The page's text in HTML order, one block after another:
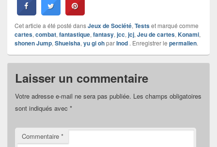
Cet article a été posté dansJeux de Société,Testset marqué comme
cartes,combat,fantastique,fantasy,jcc,jcj,Jeu de cartes,Konami,
shonen Jump,Shueisha,yu gi ohparInod . Enregistrer le permalien.
Laisser un commentaire
Votre adresse e-mail ne sera pas publiée. Les champs obligatoires
sont indiqués avec *
Commentaire *